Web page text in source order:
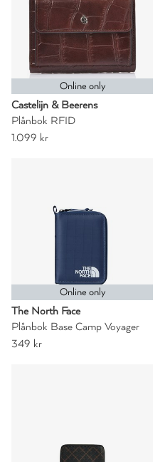
Online only
Castelijn & Beerens
Plånbok RFID
1.099 kr
Online only
The North Face
Plånbok Base Camp Voyager
349 kr